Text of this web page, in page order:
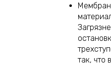
так, что